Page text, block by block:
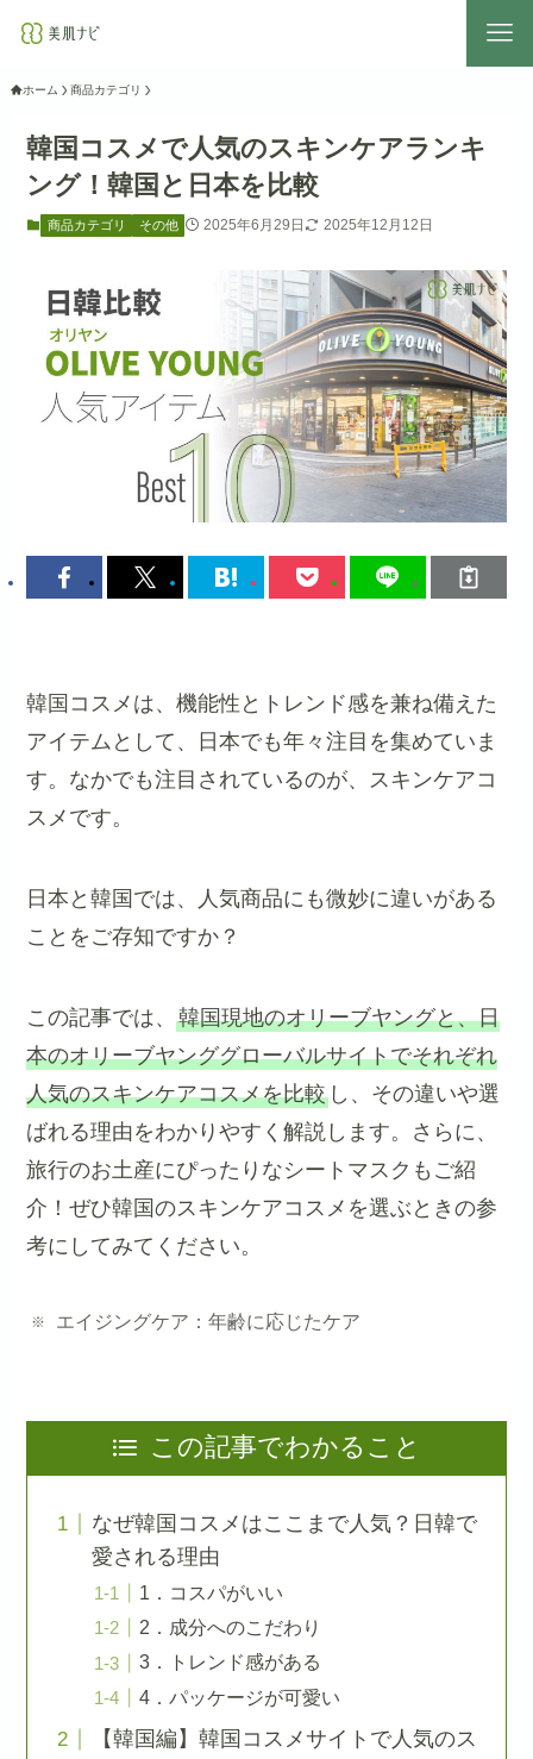
ホーム 商品カテゴリ
韓国コスメで人気のスキンケアランキ
ング！韓国と日本を比較
商品カテゴリ その他 2025年6月29日 2025年12月12日
韓国コスメは、機能性とトレンド感を兼ね備えた
アイテムとして、日本でも年々注目を集めていま
す。なかでも注目されているのが、スキンケアコ
スメです。
日本と韓国では、人気商品にも微妙に違いがある
ことをご存知ですか？
この記事では、韓国現地のオリーブヤングと、日
本のオリーブヤンググローバルサイトでそれぞれ
人気のスキンケアコスメを比較 し、その違いや選
ばれる理由をわかりやすく解説します。さらに、
旅行のお土産にぴったりなシートマスクもご紹
介！ぜひ韓国のスキンケアコスメを選ぶときの参
考にしてみてください。
エイジングケア：年齢に応じたケア
この記事でわかること
なぜ韓国コスメはここまで人気？日韓で
愛される理由
1．コスパがいい
2．成分へのこだわり
3．トレンド感がある
4．パッケージが可愛い
【韓国編】韓国コスメサイトで人気のス